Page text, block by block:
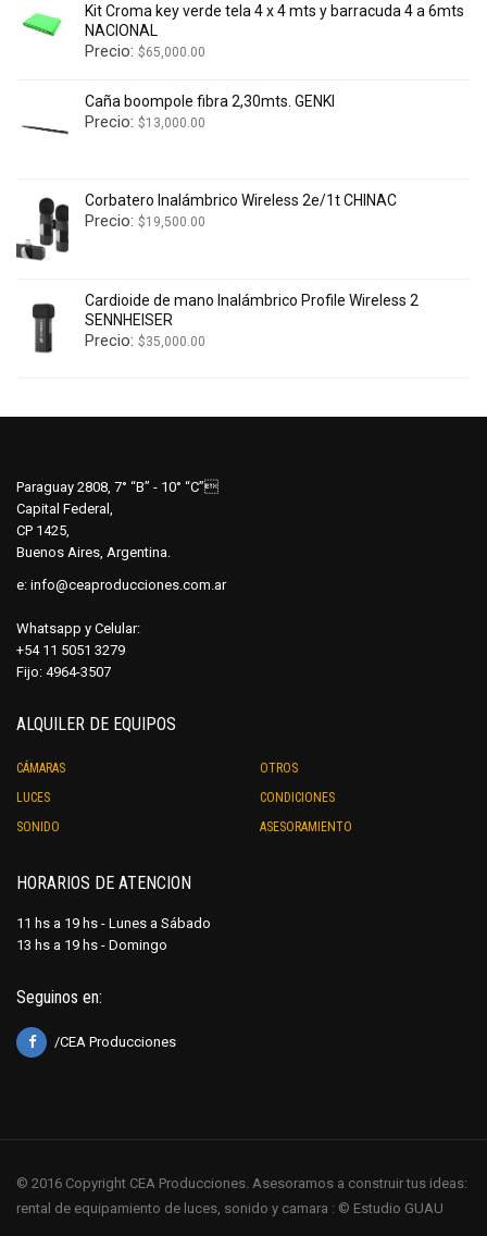
Kit Croma key verde tela 4 x 4 mts y barracuda 4 a 6mts
NACIONAL
Precio: $65,000.00
Caña boompole fibra 2,30mts. GENKI
Precio: $13,000.00
Corbatero Inalámbrico Wireless 2e/1t CHINAC
Precio: $19,500.00
Cardioide de mano Inalámbrico Profile Wireless 2
SENNHEISER
Precio: $35,000.00
Paraguay 2808, 7° “B” - 10° “C”
Capital Federal,
CP 1425,
Buenos Aires, Argentina.
e: info@ceaproducciones.com.ar
Whatsapp y Celular:
+54 11 5051 3279
Fijo: 4964-3507
ALQUILER DE EQUIPOS
CÁMARAS
LUCES
SONIDO
OTROS
CONDICIONES
ASESORAMIENTO
HORARIOS DE ATENCION
11 hs a 19 hs - Lunes a Sábado
13 hs a 19 hs - Domingo
Seguinos en:
/CEA Producciones
© 2016 Copyright CEA Producciones. Asesoramos a construir tus ideas:
rental de equipamiento de luces, sonido y camara : © Estudio GUAU